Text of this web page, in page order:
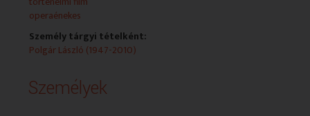
- Emlékkiállítás Kállai Ferenc emlékére
- Álomidő - A Magyar Állami Népi Együttes új darabja
NYILATKOZÓ: Mihályi Gábor, koreográfus
operaénekes
Személy tárgyi tételként:
Polgár László (1947-2010)
Személyek